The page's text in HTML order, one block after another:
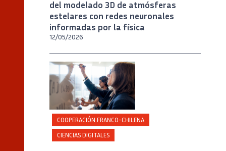
del modelado 3D de atmósferas
estelares con redes neuronales
informadas por la física
12/05/2026
Crédito
Inria / Photo B. Fourrier
COOPERACIÓN FRANCO-CHILENA
CIENCIAS DIGITALES